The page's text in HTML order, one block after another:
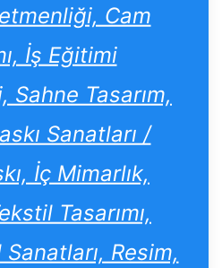
Cam
İş Eğitimi
Sahne Tasarım,
Sanatları /
İç Mimarlık,
Tasarımı,
Resim,